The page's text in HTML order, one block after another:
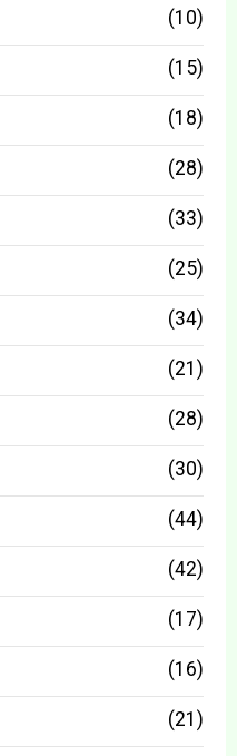
(10)
(15)
(18)
(28)
(33)
(25)
(34)
(21)
(28)
(30)
(44)
(42)
(17)
(16)
(21)